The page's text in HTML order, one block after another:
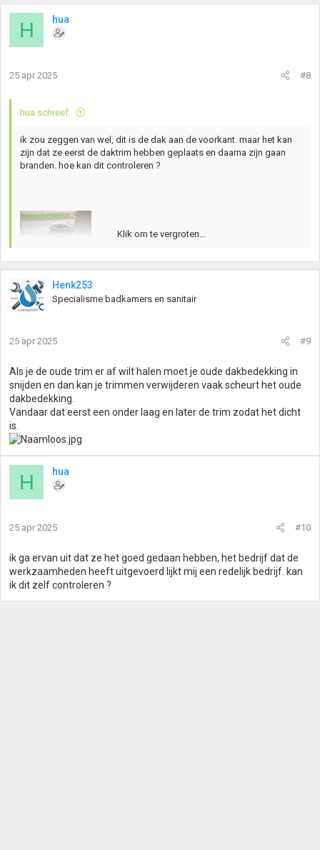
H hua
25 apr 2025 #8
hua schreef:
ik zou zeggen van wel, dit is de dak aan de voorkant. maar het kan
zijn dat ze eerst de daktrim hebben geplaats en daarna zijn gaan
branden. hoe kan dit controleren ?
Klik om te vergroten...
Henk253
Specialisme badkamers en sanitair
25 apr 2025 #9
Als je de oude trim er af wilt halen moet je oude dakbedekking in
snijden en dan kan je trimmen verwijderen vaak scheurt het oude
dakbedekking.
Vandaar dat eerst een onder laag en later de trim zodat het dicht
is.
H hua
25 apr 2025 #10
ik ga ervan uit dat ze het goed gedaan hebben, het bedrijf dat de
werkzaamheden heeft uitgevoerd lijkt mij een redelijk bedrijf. kan
ik dit zelf controleren ?